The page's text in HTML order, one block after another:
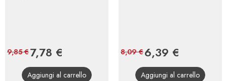
Prezzo
7,78 €
base
9,85 €
Aggiungi al carrello
Prezzo
6,39 €
base
8,09 €
Aggiungi al carrello